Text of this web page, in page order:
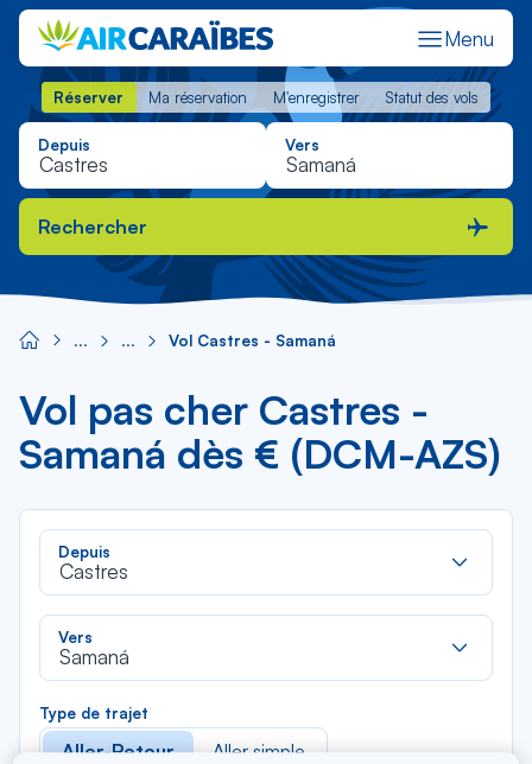
Menu
Réserver Ma réservation M'enregistrer Statut des vols
Réserver Ma réservation M'enregistrer Statut des vols
Depuis Vers
Rechercher
Vol Castres - Samaná
Vol pas cher Castres -
Samaná dès € (DCM-AZS)
Depuis
Castres
Vers
Samaná
Type de trajet
Aller-Retour Aller simple